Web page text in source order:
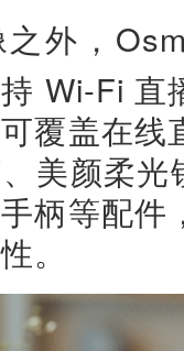
外，
Wi‑Fi 直
覆盖在
美颜柔
柄等配
。